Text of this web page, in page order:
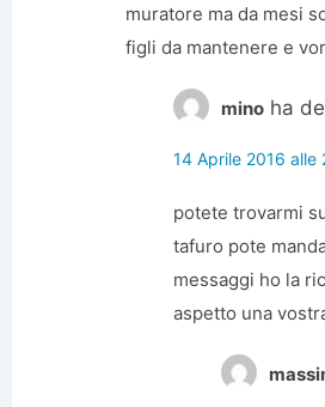
muratore ma da mesi
figli da mantenere e
mino ha
14 Aprile 2016 alle
potete trovarmi
tafuro pote
messaggi ho la
aspetto una